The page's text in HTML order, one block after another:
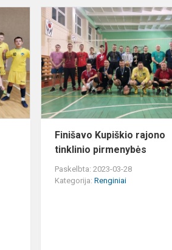
Baigėsi
Utenos
apskrities
vaikų
(U13)
futbolo
pirmenybės
Finišavo Kupiškio rajono
tinklinio pirmenybės
Paskelbta: 2023-03-28
Kategorija:Renginiai